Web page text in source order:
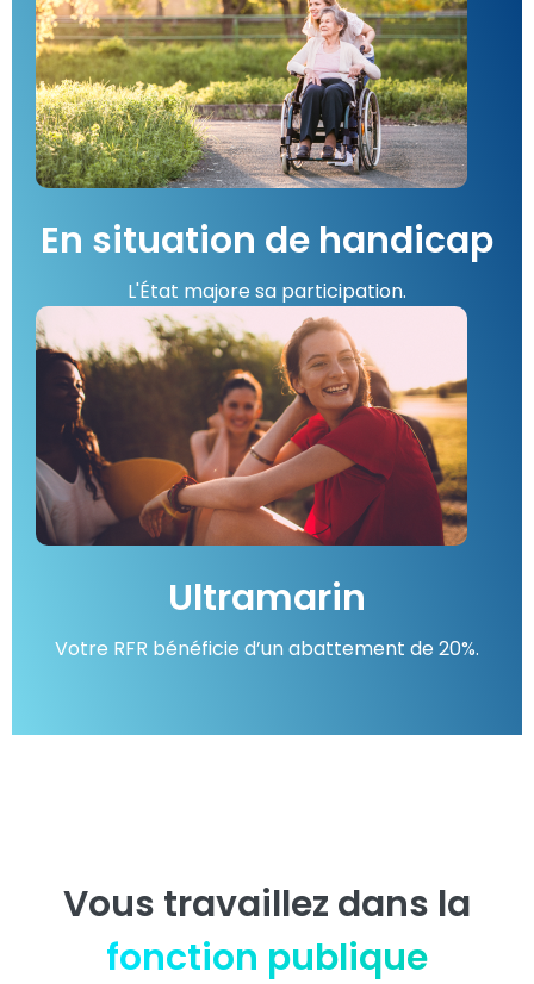
En situation de handicap
L'État majore sa participation.
Ultramarin
Votre RFR bénéficie d’un abattement de 20%.
Vous travaillez dans la
fonction publique